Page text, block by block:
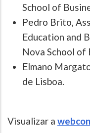
School of
Pedro Brito,
Education and
Nova School of
Elmano
de Lisboa.
Visualizar a